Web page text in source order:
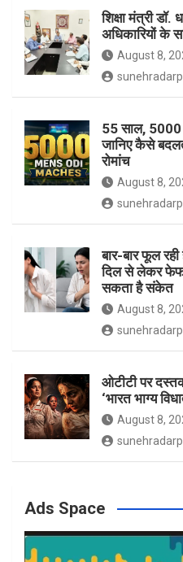
k a
शिक्षा मंत्री डॉ.
अधिकारियों के
August 8,
55 साल, 5000
जानिए कैसे
रोमांच
August 8,
बार-बार फूल
दिल से लेकर
सकता है संकेत
August 8,
ओटीटी पर
‘भारत भाग्य
August 8,
Ads Space